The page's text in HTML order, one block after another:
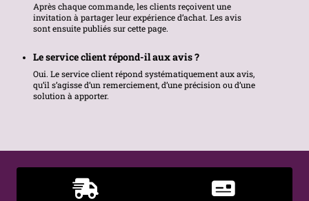
Après chaque commande, les clients reçoivent une
invitation à partager leur expérience d’achat. Les avis
sont ensuite publiés sur cette page.
Le service client répond-il aux avis ?
Oui. Le service client répond systématiquement aux avis,
qu’il s’agisse d’un remerciement, d’une précision ou d’une
solution à apporter.